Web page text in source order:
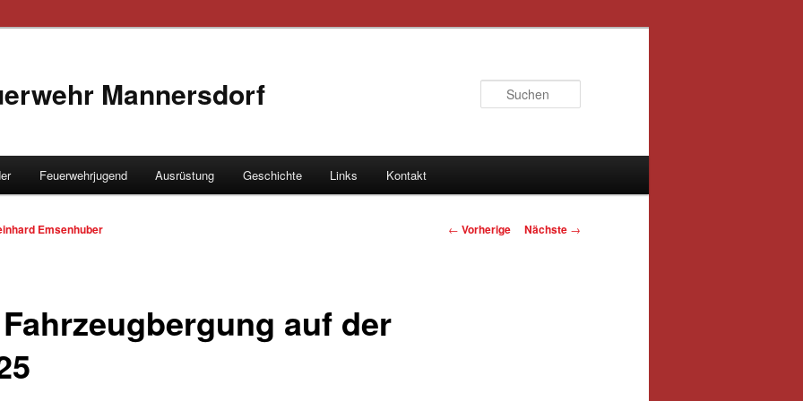
Mannersdorf
Feuerwehrjugend Ausrüstung Geschichte Links Kontakt
Artikelnavigation
← Vorherige Nächste →
auf der
Emsenhuber